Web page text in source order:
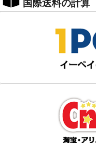
国際送料の計算